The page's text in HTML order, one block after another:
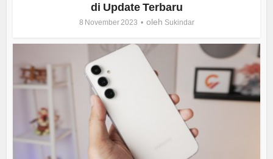
di Update Terbaru
8 November 2023 oleh Sukindar